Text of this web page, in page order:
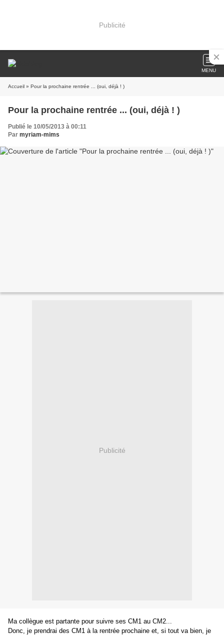
Publicité
MENU
Accueil » Pour la prochaine rentrée ... (oui, déjà ! )
Pour la prochaine rentrée ... (oui, déjà ! )
Publié le 10/05/2013 à 00:11
Par myriam-mims
Publicité
Ma collègue est partante pour suivre ses CM1 au CM2...
Donc, je prendrai des CM1 à la rentrée prochaine et, si tout va bien, je